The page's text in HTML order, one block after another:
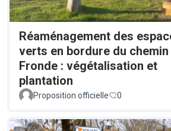
Réaménagement des
verts en bordure du chemin
Fronde : végétalisation et
plantation
Proposition officielle 0